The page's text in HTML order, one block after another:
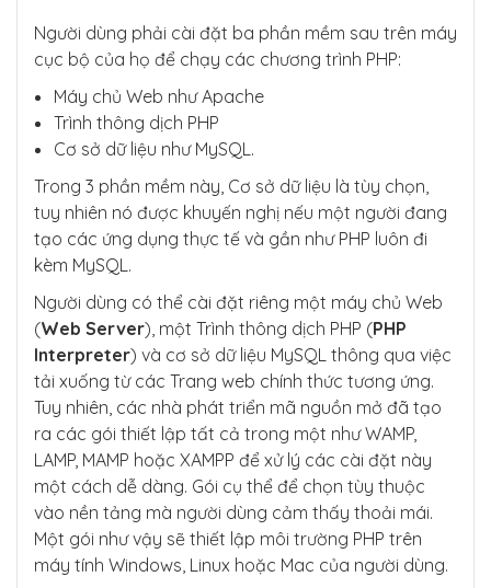
Người dùng phải cài đặt ba phần mềm sau trên máy
cục bộ của họ để chạy các chương trình PHP:
Máy chủ Web như Apache
Trình thông dịch PHP
Cơ sở dữ liệu như MySQL.
Trong 3 phần mềm này, Cơ sở dữ liệu là tùy chọn,
tuy nhiên nó được khuyến nghị nếu một người đang
tạo các ứng dụng thực tế và gần như PHP luôn đi
kèm MySQL.
Người dùng có thể cài đặt riêng một máy chủ Web
(Web Server), một Trình thông dịch PHP (PHP
Interpreter) và cơ sở dữ liệu MySQL thông qua việc
tải xuống từ các Trang web chính thức tương ứng.
Tuy nhiên, các nhà phát triển mã nguồn mở đã tạo
ra các gói thiết lập tất cả trong một như WAMP,
LAMP, MAMP hoặc XAMPP để xử lý các cài đặt này
một cách dễ dàng. Gói cụ thể để chọn tùy thuộc
vào nền tảng mà người dùng cảm thấy thoải mái.
Một gói như vậy sẽ thiết lập môi trường PHP trên
máy tính Windows, Linux hoặc Mac của người dùng.